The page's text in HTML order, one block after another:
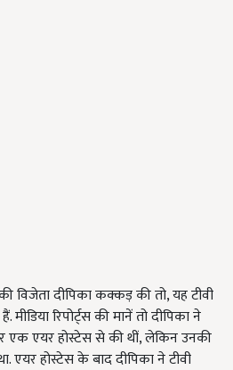
विजेता दीपिका कक्कड़ की तो, यह टीवी
रिपोर्ट्स की मानें तो दीपिका ने
एयर होस्टेस से की थीं, लेकिन उनकी
होस्टेस के बाद दीपिका ने टीवी